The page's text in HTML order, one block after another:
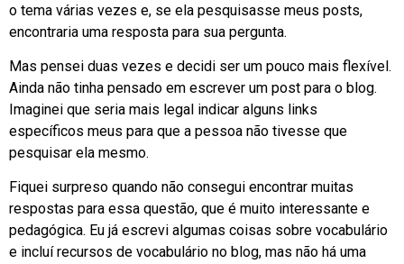
o tema várias vezes e, se ela pesquisasse meus posts,
encontraria uma resposta para sua pergunta.
Mas pensei duas vezes e decidi ser um pouco mais flexível.
Ainda não tinha pensado em escrever um post para o blog.
Imaginei que seria mais legal indicar alguns links
específicos meus para que a pessoa não tivesse que
pesquisar ela mesmo.
Fiquei surpreso quando não consegui encontrar muitas
respostas para essa questão, que é muito interessante e
pedagógica. Eu já escrevi algumas coisas sobre vocabulário
e incluí recursos de vocabulário no blog, mas não há uma